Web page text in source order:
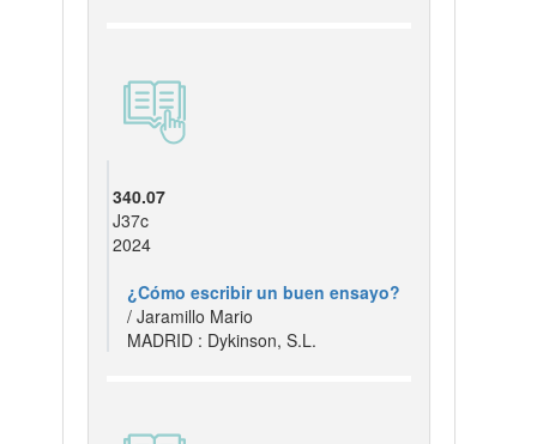
340.07
J37c
2024
¿Cómo escribir un buen ensayo?
/ Jaramillo Mario
MADRID : Dykinson, S.L.